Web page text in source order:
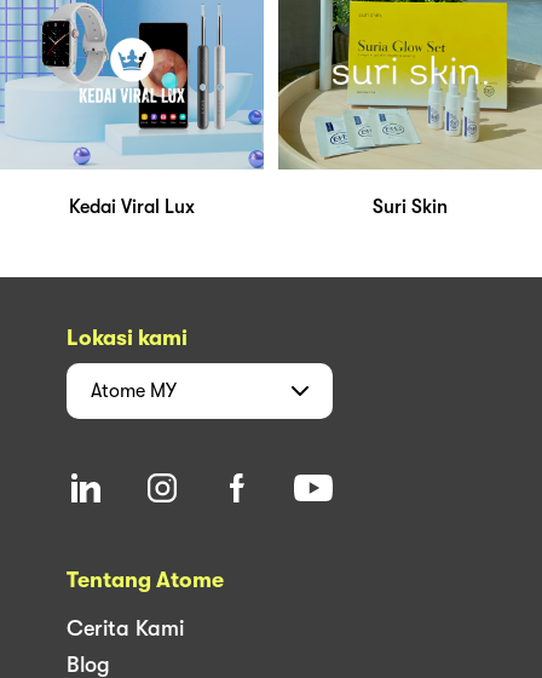
Kedai Viral Lux Suri Skin
Lokasi kami
Atome MY
Tentang Atome
Cerita Kami
Blog